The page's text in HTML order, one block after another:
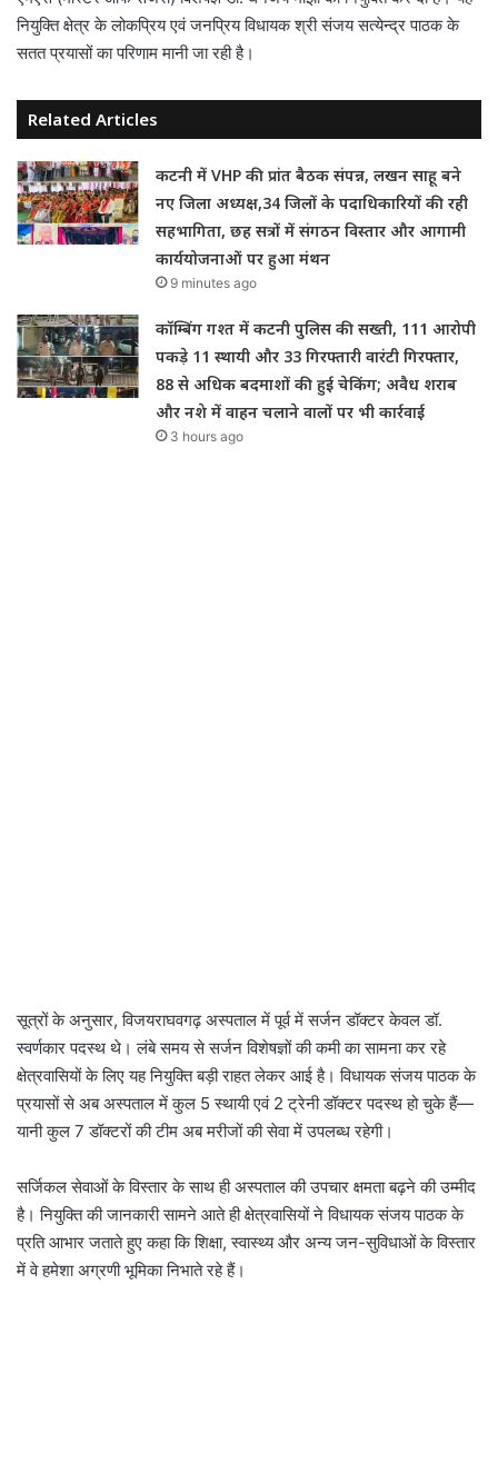
नियुक्ति क्षेत्र के लोकप्रिय एवं जनप्रिय विधायक श्री संजय सत्येन्द्र पाठक के
सतत प्रयासों का परिणाम मानी जा रही है।
Related Articles
कटनी में VHP की प्रांत बैठक संपन्न, लखन साहू बने
नए जिला अध्यक्ष,34 जिलों के पदाधिकारियों की रही
सहभागिता, छह सत्रों में संगठन विस्तार और आगामी
कार्ययोजनाओं पर हुआ मंथन
9 minutes ago
कॉम्बिंग गश्त में कटनी पुलिस की सख्ती, 111 आरोपी
पकड़े 11 स्थायी और 33 गिरफ्तारी वारंटी गिरफ्तार,
88 से अधिक बदमाशों की हुई चेकिंग; अवैध शराब
और नशे में वाहन चलाने वालों पर भी कार्रवाई
3 hours ago
सूत्रों के अनुसार, विजयराघवगढ़ अस्पताल में पूर्व में सर्जन डॉक्टर केवल डॉ.
स्वर्णकार पदस्थ थे। लंबे समय से सर्जन विशेषज्ञों की कमी का सामना कर रहे
क्षेत्रवासियों के लिए यह नियुक्ति बड़ी राहत लेकर आई है। विधायक संजय पाठक के
प्रयासों से अब अस्पताल में कुल 5 स्थायी एवं 2 ट्रेनी डॉक्टर पदस्थ हो चुके हैं—
यानी कुल 7 डॉक्टरों की टीम अब मरीजों की सेवा में उपलब्ध रहेगी।
सर्जिकल सेवाओं के विस्तार के साथ ही अस्पताल की उपचार क्षमता बढ़ने की उम्मीद
है। नियुक्ति की जानकारी सामने आते ही क्षेत्रवासियों ने विधायक संजय पाठक के
प्रति आभार जताते हुए कहा कि शिक्षा, स्वास्थ्य और अन्य जन-सुविधाओं के विस्तार
में वे हमेशा अग्रणी भूमिका निभाते रहे हैं।